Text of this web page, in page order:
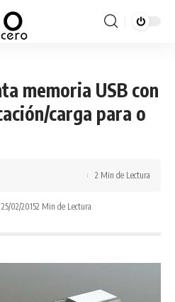
memoria USB con
carga para o
02/20152 Min de Lectura
2 Min de Lectura